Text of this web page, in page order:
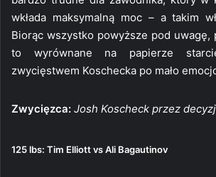
wkłada maksymalną moc – a takim
Biorąc wszystko powyższe pod uwagę,
to wyrównane na papierze
zwycięstwem Koschecka po mało
Zwycięzca: Josh Koscheck przez
125 lbs: Tim Elliott vs Ali Bagautinov